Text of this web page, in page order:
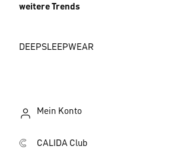
weitere Trends
DEEPSLEEPWEAR
Mein Konto
CALIDA Club